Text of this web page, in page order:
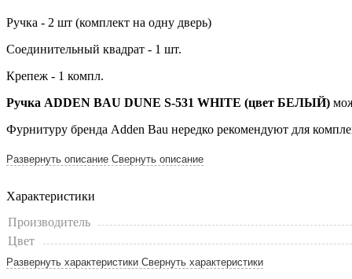
Характеристики
Производитель
Цвет
Развернуть характеристики Свернуть характеристики
Ручка - 2 шт (комплект на одну дверь)
Соединительный квадрат - 1 шт.
Крепеж - 1 компл.
Ручка ADDEN BAU DUNE S-531 WHITE (цвет БЕЛЫЙ)
Фурнитуру бренда Adden Bau нередко рекомендуют для
Развернуть описание Свернуть описание